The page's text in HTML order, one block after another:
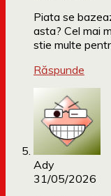
Piata se
asta? Cel mai
stie multe
Răspunde
Ady
31/05/2026